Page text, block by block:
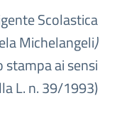
Scolastica
Michelangeli)
ai sensi
L. n. 39/1993)